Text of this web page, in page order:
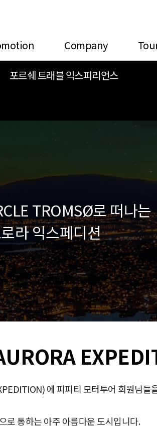
Company
포르쉐 트래블 익스피리언스
TROMSØ로 떠나는
라 익스페디션
에 피피티 모터투어 회원님들
로 통하는 아주 아름다운 도시입니다.